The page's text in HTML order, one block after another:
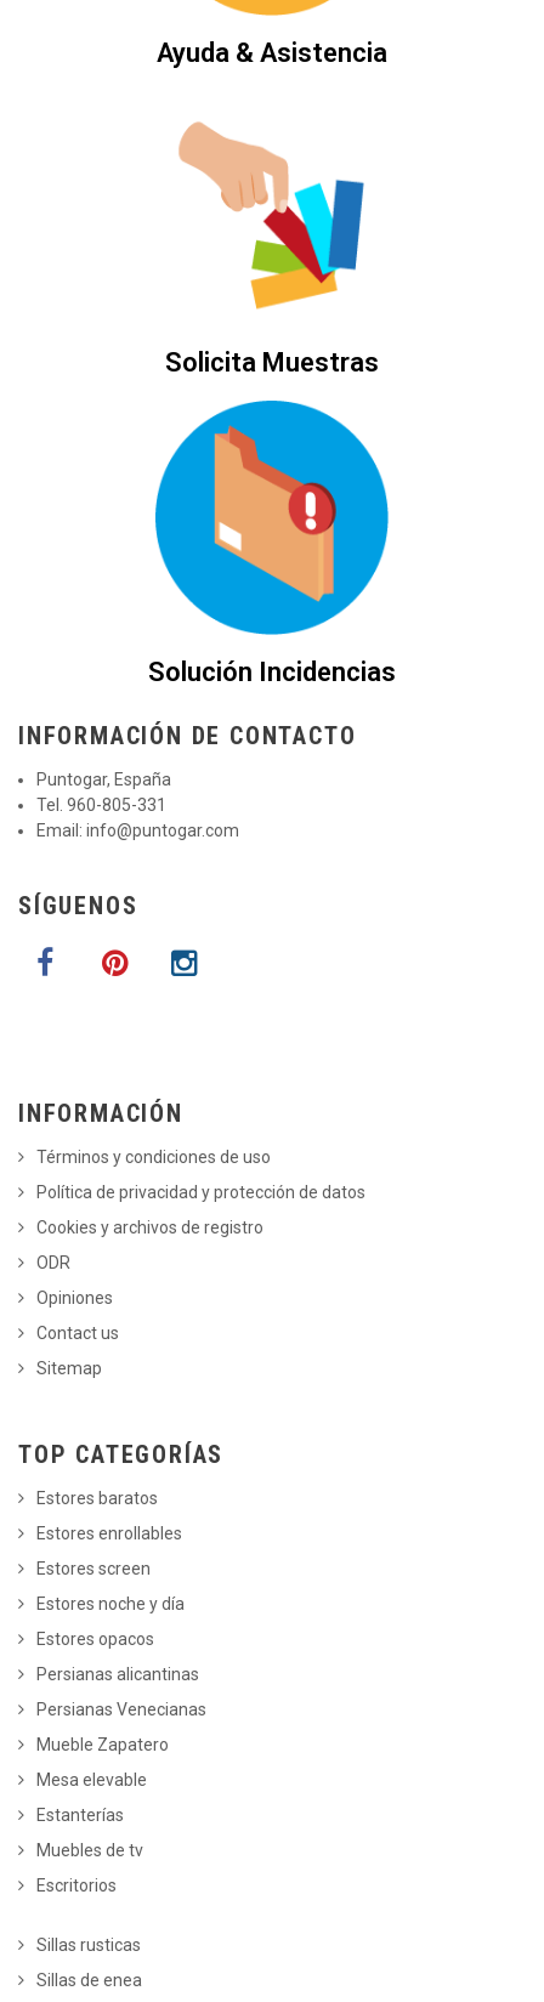
Ayuda & Asistencia
Solicita Muestras
Solución Incidencias
INFORMACIÓN DE CONTACTO
Puntogar, España
Tel. 960-805-331
Email: info@puntogar.com
SÍGUENOS
INFORMACIÓN
Términos y condiciones de uso
Política de privacidad y protección de datos
Cookies y archivos de registro
ODR
Opiniones
Contact us
Sitemap
TOP CATEGORÍAS
Estores baratos
Estores enrollables
Estores screen
Estores noche y día
Estores opacos
Persianas alicantinas
Persianas Venecianas
Mueble Zapatero
Mesa elevable
Estanterías
Muebles de tv
Escritorios
Sillas rusticas
Sillas de enea